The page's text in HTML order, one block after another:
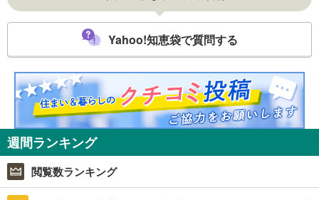
Yahoo!知恵袋で質問する
週間ランキング
閲覧数ランキング